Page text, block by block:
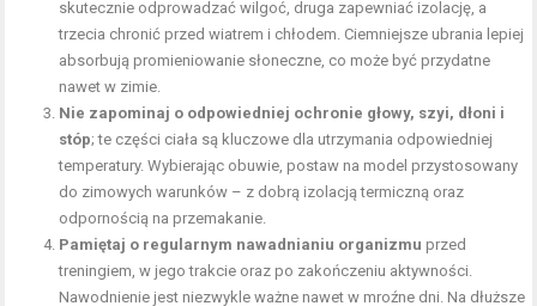
skutecznie odprowadzać wilgoć, druga zapewniać izolację, a
trzecia chronić przed wiatrem i chłodem. Ciemniejsze ubrania lepiej
absorbują promieniowanie słoneczne, co może być przydatne
nawet w zimie.
Nie zapominaj o odpowiedniej ochronie głowy, szyi, dłoni i
stóp; te części ciała są kluczowe dla utrzymania odpowiedniej
temperatury. Wybierając obuwie, postaw na model przystosowany
do zimowych warunków – z dobrą izolacją termiczną oraz
odpornością na przemakanie.
Pamiętaj o regularnym nawadnianiu organizmu przed
treningiem, w jego trakcie oraz po zakończeniu aktywności.
Nawodnienie jest niezwykle ważne nawet w mroźne dni. Na dłuższe